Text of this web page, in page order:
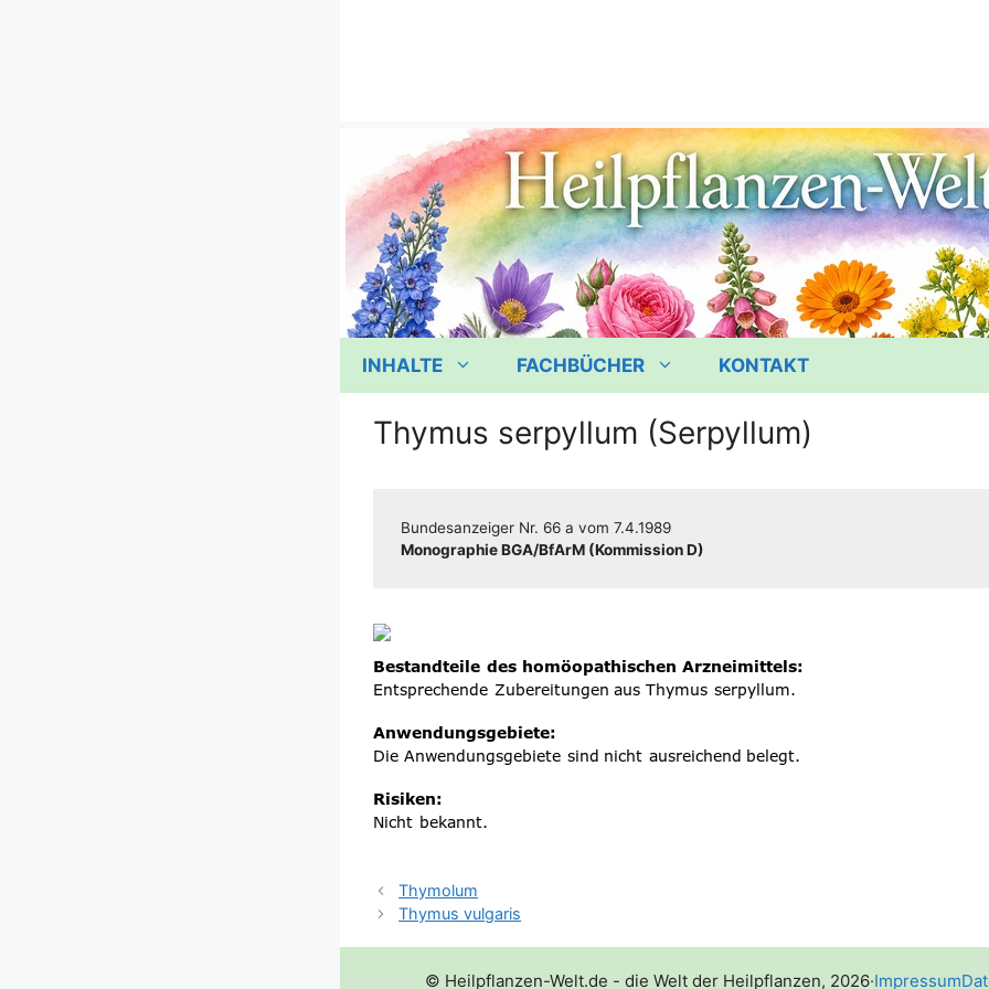
INHALTE FACHBÜCHER KONTAKT
Thymus serpyllum (Serpyllum)
Bun­des­an­zei­ger Nr. 66 a vom 7.4.1989
Mono­gra­phie BGA/​​BfArM (Kom­mis­si­on D)
Thymolum
Thymus vulgaris
© Heilpflanzen-Welt.de - die Welt der Heilpflanzen, 2026·Impressum